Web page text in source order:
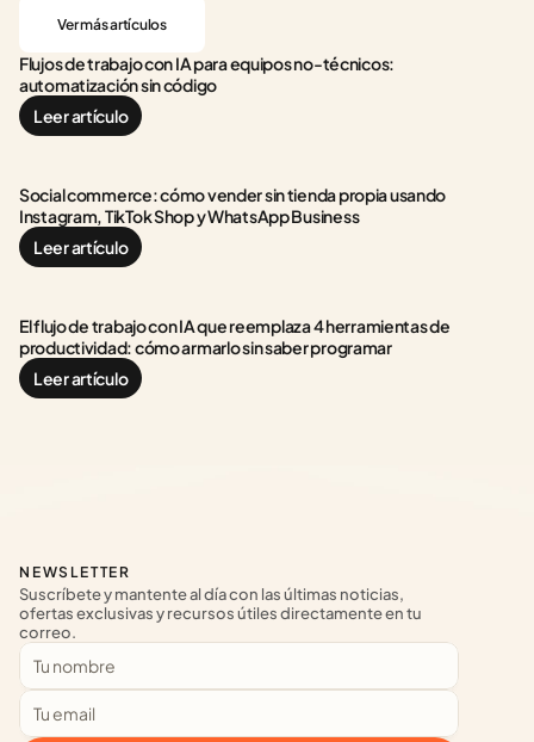
Ver más artículos
Flujos de trabajo con IA para equipos no-técnicos:
automatización sin código
Leer artículo
Social commerce: cómo vender sin tienda propia usando
Instagram, TikTok Shop y WhatsApp Business
Leer artículo
El flujo de trabajo con IA que reemplaza 4 herramientas de
productividad: cómo armarlo sin saber programar
Leer artículo
NEWSLETTER
Suscríbete y mantente al día con las últimas noticias,
ofertas exclusivas y recursos útiles directamente en tu
correo.